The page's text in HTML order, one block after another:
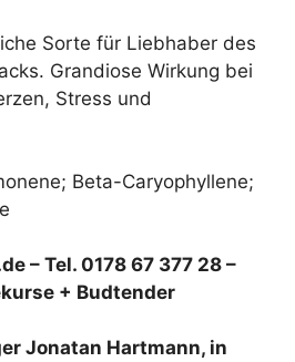
Sorte für Liebhaber des
Grandiose Wirkung bei
Stress und
Beta-Caryophyllene;
– Tel. 0178 67 377 28 –
+ Budtender
Jonatan Hartmann, in